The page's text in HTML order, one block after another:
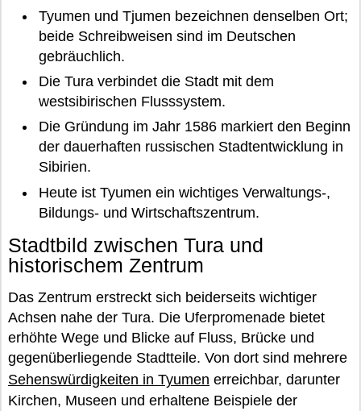
Tyumen und Tjumen bezeichnen denselben Ort;
beide Schreibweisen sind im Deutschen
gebräuchlich.
Die Tura verbindet die Stadt mit dem
westsibirischen Flusssystem.
Die Gründung im Jahr 1586 markiert den Beginn
der dauerhaften russischen Stadtentwicklung in
Sibirien.
Heute ist Tyumen ein wichtiges Verwaltungs-,
Bildungs- und Wirtschaftszentrum.
Stadtbild zwischen Tura und
historischem Zentrum
Das Zentrum erstreckt sich beiderseits wichtiger
Achsen nahe der Tura. Die Uferpromenade bietet
erhöhte Wege und Blicke auf Fluss, Brücke und
gegenüberliegende Stadtteile. Von dort sind mehrere
Sehenswürdigkeiten in Tyumen erreichbar, darunter
Kirchen, Museen und erhaltene Beispiele der